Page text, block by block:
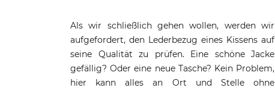
Als wir schließlich gehen wollen, werden wir
aufgefordert, den Lederbezug eines Kissens auf
seine Qualität zu prüfen. Eine schöne Jacke
gefällig? Oder eine neue Tasche? Kein Problem,
hier kann alles an Ort und Stelle ohne